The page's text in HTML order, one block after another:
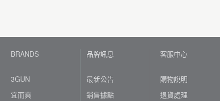
BRANDS
3GUN
宜而爽
品牌訊息
最新公告
銷售據點
客服中心
購物說明
退貨處理